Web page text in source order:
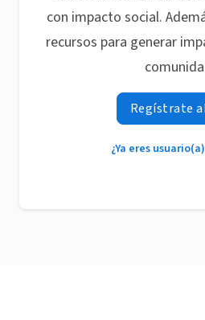
con impacto social.
recursos para generar
Regístrate
¿Ya eres